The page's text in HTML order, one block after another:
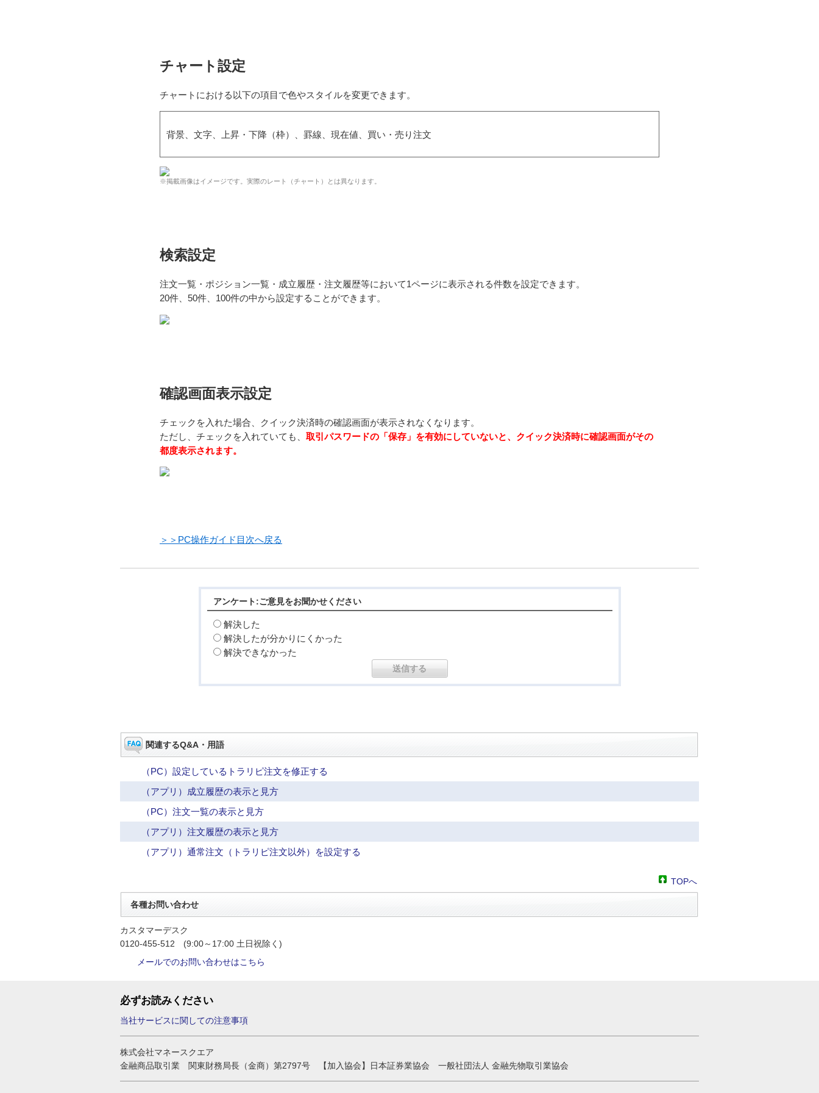
チャート設定
チャートにおける以下の項目で色やスタイルを変更できます。
背景、文字、上昇・下降（枠）、罫線、現在値、買い・売り注文
※掲載画像はイメージです。実際のレート（チャート）とは異なります。
検索設定
注文一覧・ポジション一覧・成立履歴・注文履歴等において1ページに表示される件数を設定できます。
20件、50件、100件の中から設定することができます。
確認画面表示設定
チェックを入れた場合、クイック決済時の確認画面が表示されなくなります。
ただし、チェックを入れていても、 取引パスワードの「保存」を有効にしていないと、クイック決済時に確認画面がその
都度表示されます。
＞＞PC操作ガイド目次へ戻る
アンケート:ご意見をお聞かせください
解決した
解決したが分かりにくかった
解決できなかった
関連するQ&A・用語
（PC）設定しているトラリピ注文を修正する
（アプリ）成立履歴の表示と見方
（PC）注文一覧の表示と見方
（アプリ）注文履歴の表示と見方
（アプリ）通常注文（トラリピ注文以外）を設定する
TOPへ
各種お問い合わせ
カスタマーデスク
0120-455-512 (9:00～17:00 土日祝除く)
メールでのお問い合わせはこちら
必ずお読みください
当社サービスに関しての注意事項
株式会社マネースクエア
金融商品取引業 関東財務局長（金商）第2797号 【加入協会】日本証券業協会 一般社団法人 金融先物取引業協会